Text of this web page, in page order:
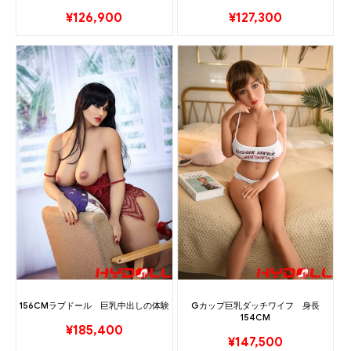
¥126,900 ¥127,300
156CMラブドール 巨乳中出しの体験
¥185,400
Gカップ巨乳ダッチワイフ 身長
154CM
¥147,500